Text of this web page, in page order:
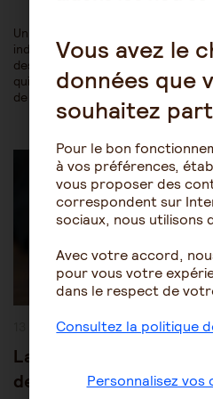
Un aidant peut-il être salarié de
indemnisé pour l’aide apportée ?
des familles répond à cette
qui dépend de la nature des aides,
de parenté de l’aidant.…
Category:
Les mesures de protection
Procédures de protection juridique
Publication
13 juillet 2014
La sauvegarde de
de protection judiciaire
Vous avez le
données que
souhaitez
Pour le bon
à vos préférences,
vous proposer des
correspondent sur
sociaux, nous utilisons
Avec votre accord,
pour vous votre
dans le respect de
Consultez la politique
Personnalisez vos